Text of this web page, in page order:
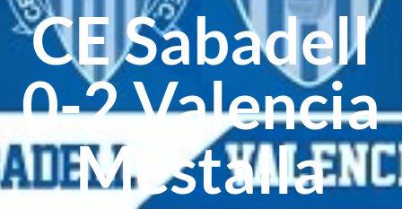
CE Sabadell
0-2 Valencia
Mestalla